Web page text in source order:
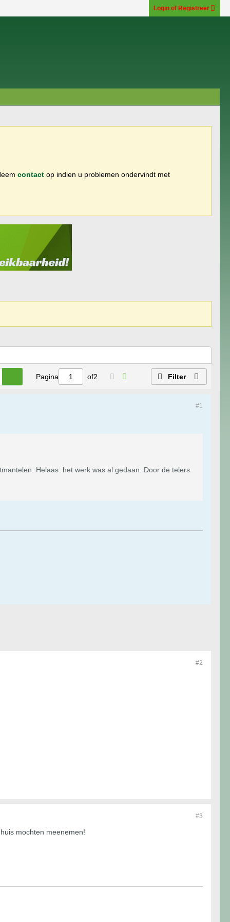
Login of Registreer
contact op indien u problemen ondervindt met
Pagina of2 Filter
#1
Helaas: het werk was al gedaan. Door de telers
#2
#3
mochten meenemen!